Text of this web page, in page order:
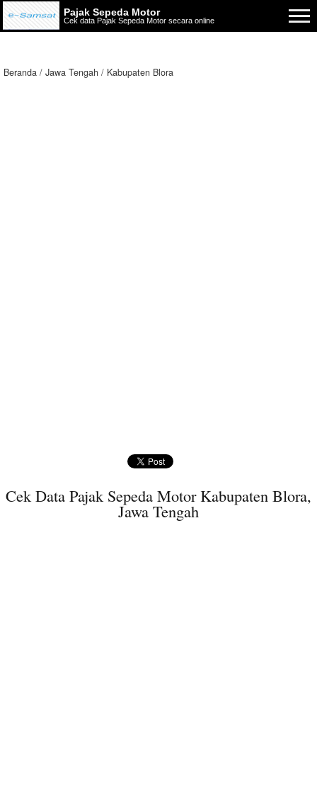
Pajak Sepeda Motor
Cek data Pajak Sepeda Motor secara online
Beranda Jawa Tengah Kabupaten Blora
Cek Data Pajak Sepeda Motor Kabupaten Blora,
Jawa Tengah